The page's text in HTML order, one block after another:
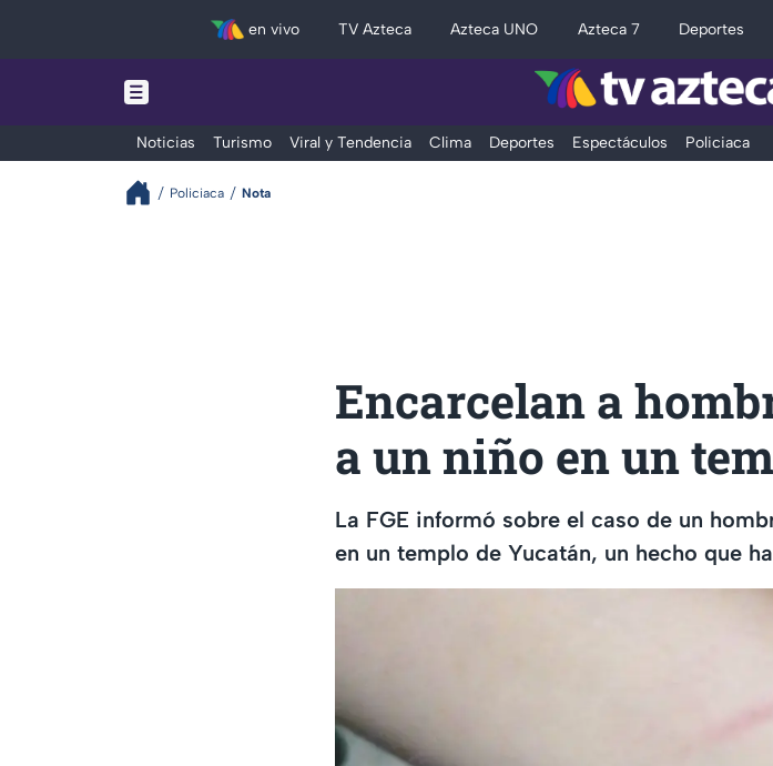
en vivo TV Azteca Azteca UNO Azteca 7 Deportes
Noticias Turismo Viral y Tendencia Clima Deportes Espectáculos Policiaca
Policiaca Nota
Encarcelan a
a un niño en un
La FGE informó sobre el caso de un
en un templo de Yucatán, un hecho que